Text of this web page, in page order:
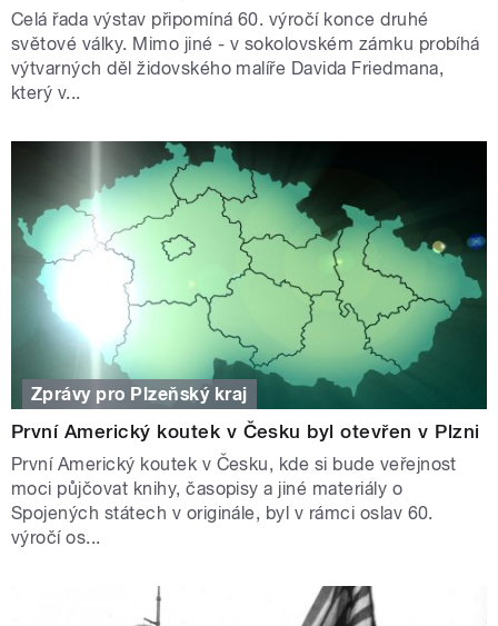
Celá řada výstav připomíná 60. výročí konce druhé
světové války. Mimo jiné - v sokolovském zámku probíhá
výtvarných děl židovského malíře Davida Friedmana,
který v...
Zprávy pro Plzeňský kraj
První Americký koutek v Česku byl otevřen v Plzni
První Americký koutek v Česku, kde si bude veřejnost
moci půjčovat knihy, časopisy a jiné materiály o
Spojených státech v originále, byl v rámci oslav 60.
výročí os...